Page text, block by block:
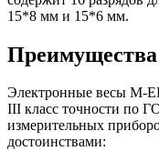
15*8 мм и 15*6 мм.
Электронные весы M-
III класс точности по
измерительных
достоинствами: